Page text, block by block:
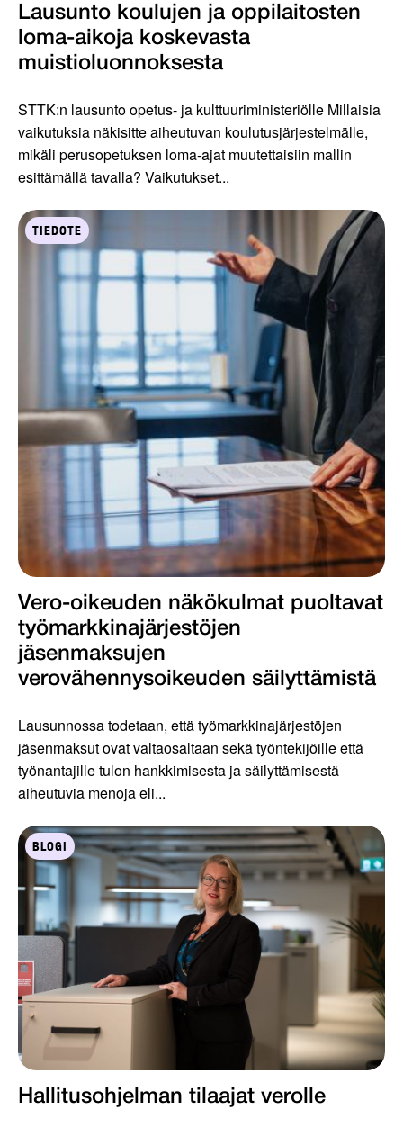
Lausunto koulujen ja oppilaitosten
loma-aikoja koskevasta
muistioluonnoksesta
STTK:n lausunto opetus- ja kulttuuriministeriölle Millaisia
vaikutuksia näkisitte aiheutuvan koulutusjärjestelmälle,
mikäli perusopetuksen loma-ajat muutettaisiin mallin
esittämällä tavalla? Vaikutukset...
TIEDOTE
Vero-oikeuden näkökulmat puoltavat
työmarkkinajärjestöjen
jäsenmaksujen
verovähennysoikeuden säilyttämistä
Lausunnossa todetaan, että työmarkkinajärjestöjen
jäsenmaksut ovat valtaosaltaan sekä työntekijöille että
työnantajille tulon hankkimisesta ja säilyttämisestä
aiheutuvia menoja eli...
BLOGI
Hallitusohjelman tilaajat verolle